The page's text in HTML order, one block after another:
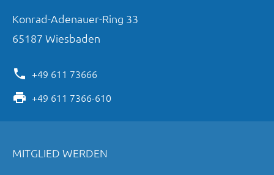
Konrad-Adenauer-Ring 33
65187 Wiesbaden
+49 611 73666
+49 611 7366-610
MITGLIED WERDEN